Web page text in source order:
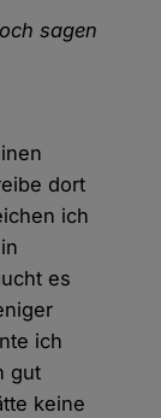
sagen
dort
ich
es
ich
gut
keine